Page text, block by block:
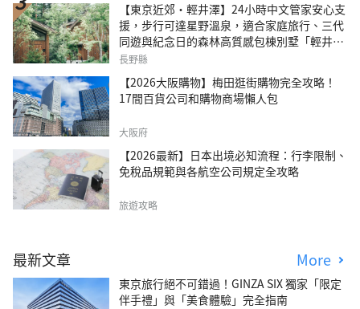
【東京近郊・輕井澤】24小時中文管家安心支
援，步行可達星野溫泉，適合家庭旅行、三代
同遊與紀念日的森林高質感包棟別墅「輕井澤
森四季VILLA」
長野縣
【2026大阪購物】梅田逛街購物完全攻略！
17間百貨公司和購物商場懶人包
大阪府
【2026最新】日本出境必知流程：行李限制、
免稅品規範與各航空公司規定全攻略
旅遊攻略
最新文章 More
東京旅行絕不可錯過！GINZA SIX 獨家「限定
伴手禮」與「美食體驗」完全指南